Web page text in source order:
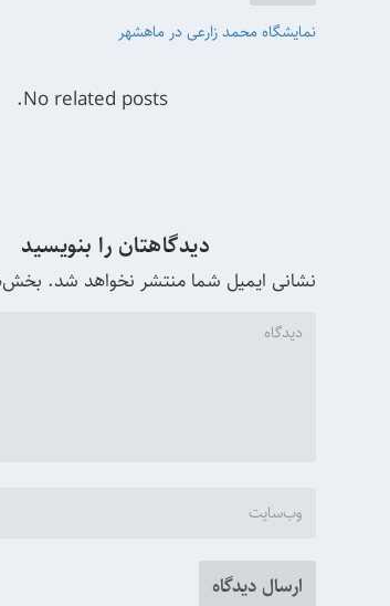
نمایشگاه محمد زارعی در ماهشهر
No related posts.
دیدگاهتان را بنویسید
نشانی ایمیل شما منتشر نخواهد شد.